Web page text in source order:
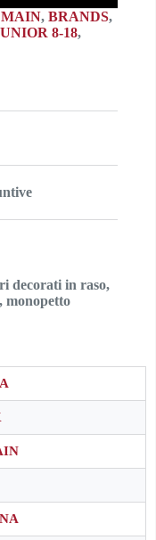
, BRANDS,
8-18,
decorati in raso,
monopetto